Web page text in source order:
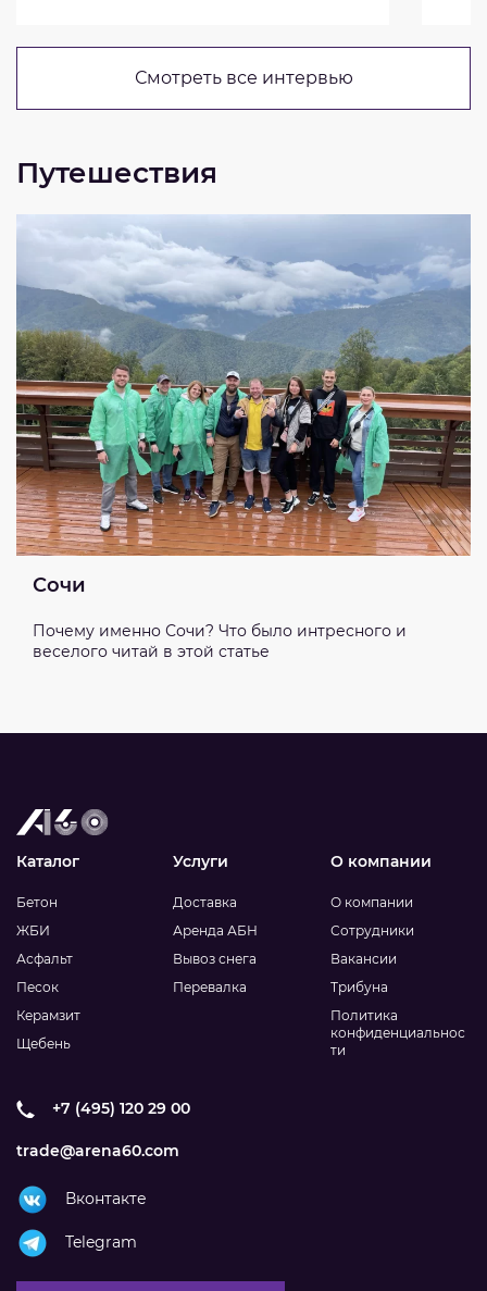
Смотреть все интервью
Путешествия
Сочи
Почему именно Сочи? Что было интресного и
веселого читай в этой статье
Каталог
Бетон
ЖБИ
Асфальт
Песок
Керамзит
Щебень
Услуги
Доставка
Аренда АБН
Вывоз снега
Перевалка
О компании
О компании
Сотрудники
Вакансии
Трибуна
Политика
конфиденциальнос
ти
+7 (495) 120 29 00
trade@arena60.com
Вконтакте
Telegram